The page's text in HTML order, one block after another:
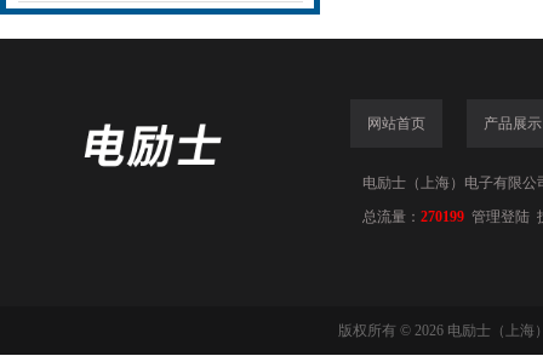
网站首页 产品展示
电励士（上海）电子有限公
总流量： 270199 管理登陆
版权所有 © 2026 电励士（上